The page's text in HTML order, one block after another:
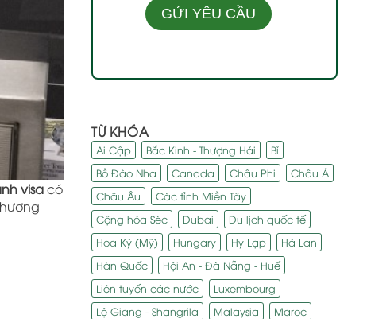
visacó
TỪ KHÓA
Ai Cập Bắc Kinh - Thượng Hải
Bỉ
Bồ Đào Nha
Canada Châu Phi
Châu Á
Châu Âu
Các tỉnh Miền Tây
Cộng hòa Séc
Dubai
Du lịch quốc tế
Hoa Kỳ (Mỹ)
Hungary Hy Lạp
Hà Lan
Hàn Quốc
Hội An - Đà Nẵng - Huế
Liên tuyến các nước
Luxembourg
Lệ Giang - Shangrila
Malaysia
Maroc